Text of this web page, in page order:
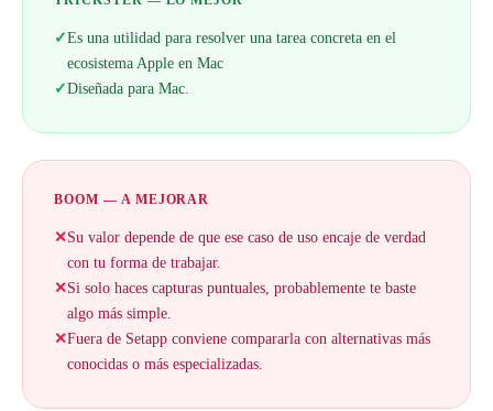
✓Es una utilidad para resolver una tarea concreta en el
ecosistema Apple en Mac
✓Diseñada para Mac.
BOOM — A MEJORAR
✕Su valor depende de que ese caso de uso encaje de verdad
con tu forma de trabajar.
✕Si solo haces capturas puntuales, probablemente te baste
algo más simple.
✕Fuera de Setapp conviene compararla con alternativas más
conocidas o más especializadas.